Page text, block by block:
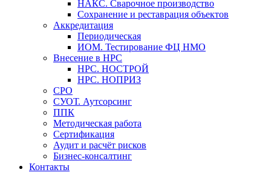
НАКС. Сварочное производство
Сохранение и реставрация объектов
Аккредитация
Периодическая
ИОМ. Тестирование ФЦ НМО
Внесение в НРС
НРС. НОСТРОЙ
НРС. НОПРИЗ
СРО
СУОТ. Аутсорсинг
ППК
Методическая работа
Сертификация
Аудит и расчёт рисков
Бизнес-консалтинг
Контакты